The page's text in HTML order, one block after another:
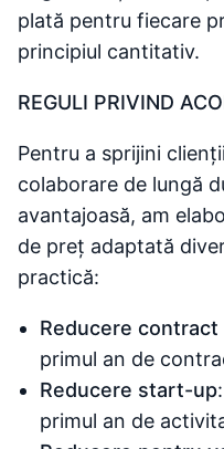
plată pentru fiecare
principiul cantitativ.
REGULI PRIVIND
Pentru a sprijini
colaborare de lungă
avantajoasă, am
de preț adaptată
practică:
Reducere contract
primul an de
Reducere start-up
primul an de